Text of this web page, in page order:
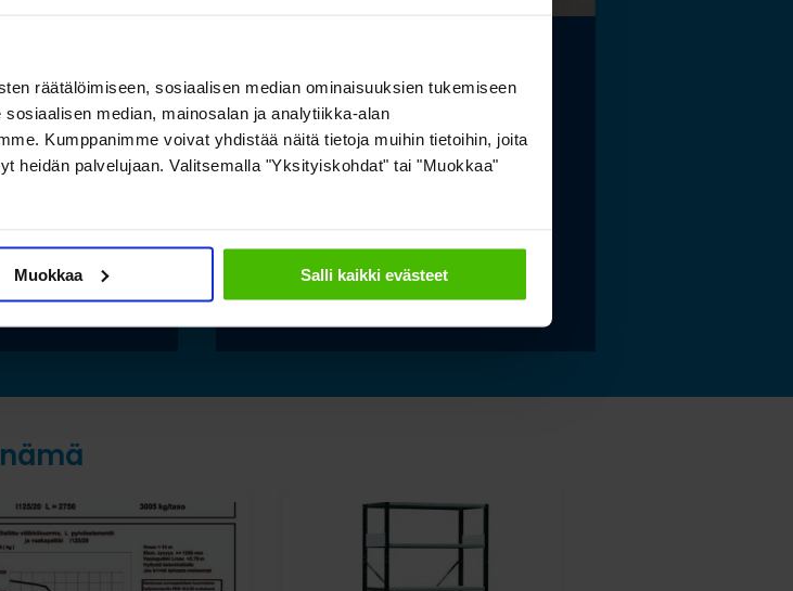
räätälöimiseen, sosiaalisen median ominaisuuksien tukemiseen
median, mainosalan ja analytiikka-alan
Kumppanimme voivat yhdistää näitä tietoja muihin tietoihin, joita
heidän palvelujaan. Valitsemalla "Yksityiskohdat" tai "Muokkaa"
Muokkaa Salli kaikki evästeet
Hartman
Saamelaismuseon ja
luontokeskuksen
esineistölle sopivat
Lue lisää »